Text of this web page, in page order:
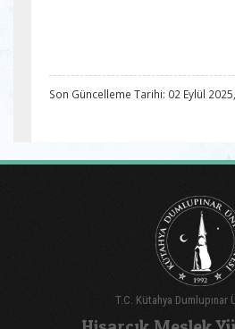
Son Güncelleme Tarihi: 02 Eylül 2025,
T.C. Kütahya Dumlupınar